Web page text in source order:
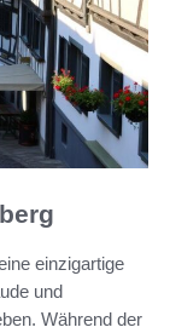
einzigartige
und
Während der